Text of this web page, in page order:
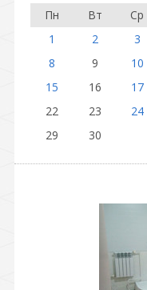
Пн
Вт Ср
1
2 3
8
9 10
15
16 17
22
23 24
29
30